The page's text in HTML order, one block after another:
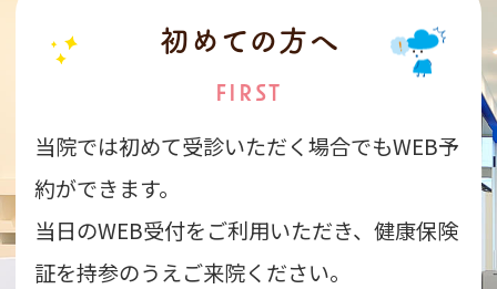
初めての方へ
FIRST
当院では初めて受診いただく場合でもWEB予
約ができます。
当日のWEB受付をご利用いただき、健康保険
証を持参のうえご来院ください。